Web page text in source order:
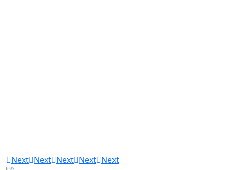
Next Next Next Next Next